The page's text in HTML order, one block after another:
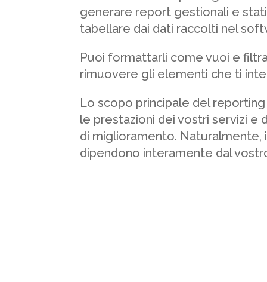
generare report gestionali e
tabellare dai dati raccolti nel
Puoi formattarli come vuoi e
rimuovere gli elementi che ti
Lo scopo principale del
le prestazioni dei vostri servizi e
di miglioramento. Naturalmente,
dipendono interamente dal